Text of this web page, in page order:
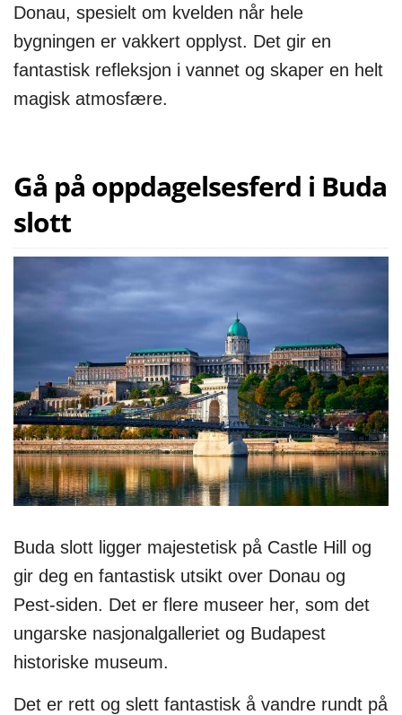
Donau, spesielt om kvelden når hele
bygningen er vakkert opplyst. Det gir en
fantastisk refleksjon i vannet og skaper en helt
magisk atmosfære.
Gå på oppdagelsesferd i Buda
slott
Buda slott ligger majestetisk på Castle Hill og
gir deg en fantastisk utsikt over Donau og
Pest-siden. Det er flere museer her, som det
ungarske nasjonalgalleriet og Budapest
historiske museum.
Det er rett og slett fantastisk å vandre rundt på